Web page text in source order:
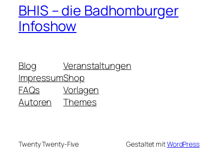
BHIS – die Badhomburger
Infoshow
Blog
Impressum
FAQs
Autoren
Veranstaltungen
Shop
Vorlagen
Themes
Twenty Twenty-Five Gestaltet mitWordPress